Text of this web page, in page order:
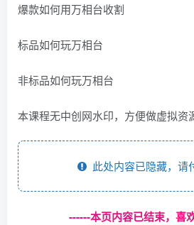
爆款如何用万相台收割
标品如何玩万相台
非标品如何玩万相台
本课程无中创网水印，方便做虚拟资
此处内容已隐藏，请
------本页内容已结束，喜